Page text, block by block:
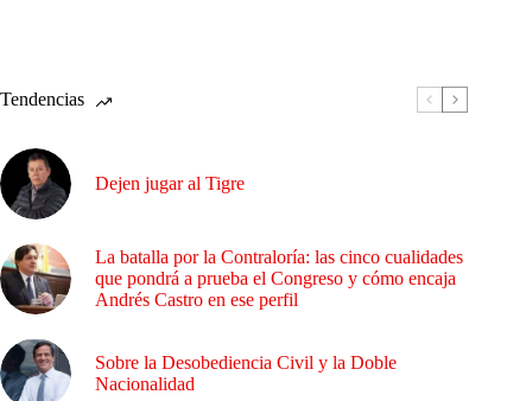
Tendencias
Dejen jugar al Tigre
La batalla por la Contraloría: las cinco cualidades
que pondrá a prueba el Congreso y cómo encaja
Andrés Castro en ese perfil
Sobre la Desobediencia Civil y la Doble
Nacionalidad